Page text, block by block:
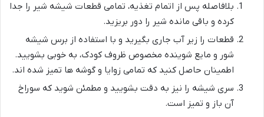
بلافاصله پس از اتمام تغذیه، تمامی قطعات شیشه شیر را جدا
کرده و باقی مانده شیر را دور بریزید.
قطعات را زیر آب جاری بگیرید و با استفاده از برس شیشه
شور و مایع شوینده مخصوص ظروف کودک، به خوبی بشویید.
اطمینان حاصل کنید که تمامی زوایا و گوشه ها تمیز شده اند.
سری شیشه را نیز به دقت بشویید و مطمئن شوید که سوراخ
آن باز و تمیز است.